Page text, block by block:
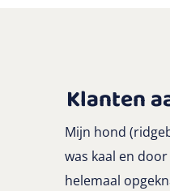
Klanten
Mijn hond
was kaal en
helemaal